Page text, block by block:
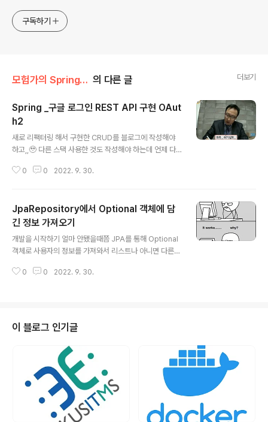
구독하기
모험가의 Spring/Spring 의 다른 글 더보기
Spring _구글 로그인 REST API 구현 OAut
h2
새로 리팩터링 해서 구현한 CRUD를 블로그에 작성해야
하고,,🥹 다른 스택 사용한 것도 작성해야 하는데 언제 다
의존성을 추가해 구현하는 방법을 사용하다가, 프로젝트를
면서 공부하고 진행하던 프로젝트에 도입해봤다. 크게 어
려운 부분은 없기 때문에 누구나 소셜 로그인을 REST 형
식으로 구현하기 어렵지 않을 것이다. 첫 번째로 클라이언
트가 구글 로그인 창으로 이동되게끔 Controller에서 url
을 위해 google cloud에서 환경 설정해주어야 한다. [S..
0 0 2022. 9. 30.
JpaRepository에서 Optional 객체에 담
긴 정보 가져오기
개발을 시작하기 얼마 안됐을때쯤 JPA를 통해 Optional
객체로 사용자의 정보를 가져와서 리스트나 아니면 다른
럼 원하는 정보를 하나만 딱 뽑아서 가져오는건 어떻게하
능한 수준이지만 자린이였던 내가 그런걸 알리가 없다. 그
렇기 때문에 바로 다시 개념 공부,, 아래는 필자가 생각하기
에 간단한 개념정리가 잘되어있다고 생각한 블로그이다. O
ptional 1. Optional 소개 catsbi.oopy.io 흔히 우리가
자주 사용하는 Jpa에서 findById를 하였을때..
0 0 2022. 9. 30.
이 블로그 인기글